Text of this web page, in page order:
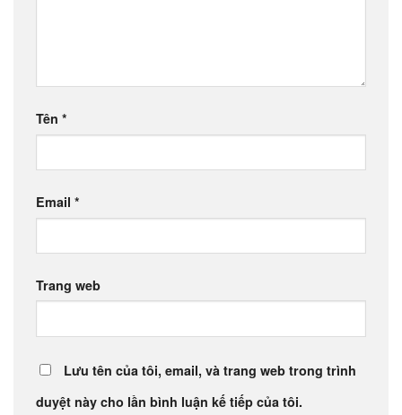
Tên *
Email *
Trang web
Lưu tên của tôi, email, và trang web trong trình
duyệt này cho lần bình luận kế tiếp của tôi.